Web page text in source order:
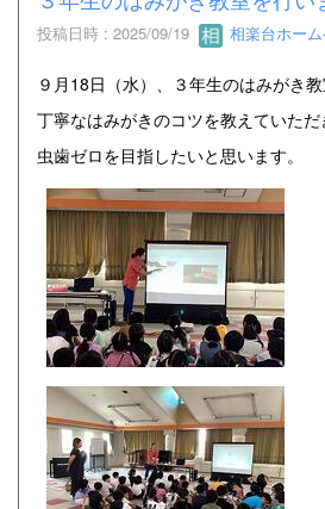
投稿日時 : 2025/09/19 相楽台ホー
９月18日（水）、３年生のはみがき教
丁寧なはみがきのコツを教えていただ
虫歯ゼロを目指したいと思います。